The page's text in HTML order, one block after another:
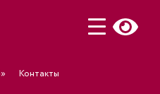
Контакты